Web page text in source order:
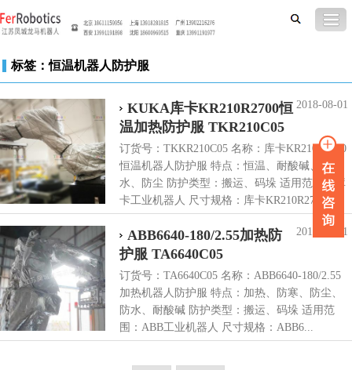
标签：恒温机器人防护服
2018-08-01
KUKA库卡KR210R2700恒
温加热防护服 TKR210C05
订货号：TKKR210C05 名称：库卡KR210R2700
恒温机器人防护服 特点：恒温、耐酸碱、防
水、防尘 防护类型：搬运、码垛 适用范围：库
卡工业机器人 尺寸规格：库卡KR210R270...
2018-08-01
ABB6640-180/2.55加热防
护服 TA6640C05
订货号：TA6640C05 名称：ABB6640-180/2.55
加热机器人防护服 特点：加热、防寒、防尘、
防水、耐酸碱 防护类型：搬运、码垛 适用范
围：ABB工业机器人 尺寸规格：ABB6...